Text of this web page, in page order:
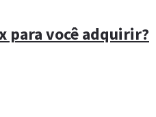
para você adquirir?